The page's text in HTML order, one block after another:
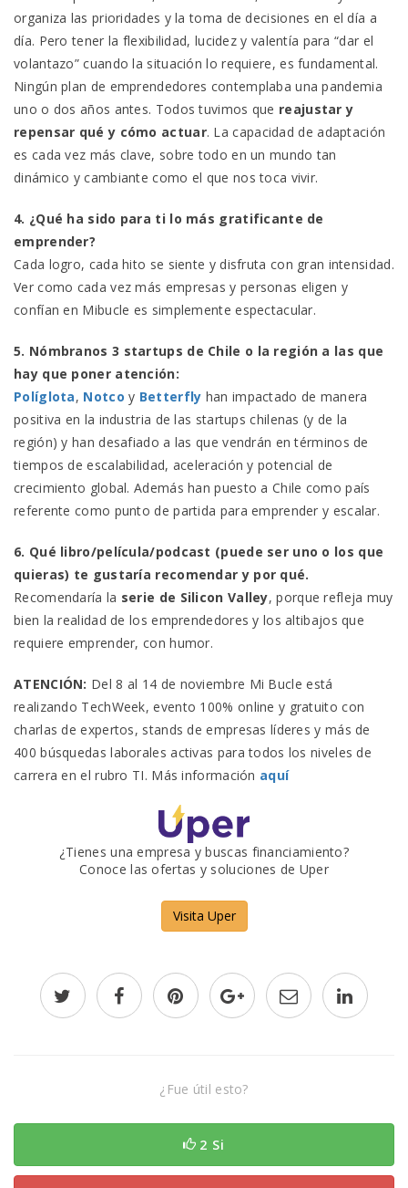
organiza las prioridades y la toma de decisiones en el día a
día. Pero tener la flexibilidad, lucidez y valentía para “dar el
volantazo” cuando la situación lo requiere, es fundamental.
Ningún plan de emprendedores contemplaba una pandemia
uno o dos años antes. Todos tuvimos que reajustar y
repensar qué y cómo actuar. La capacidad de adaptación
es cada vez más clave, sobre todo en un mundo tan
dinámico y cambiante como el que nos toca vivir.
4. ¿Qué ha sido para ti lo más gratificante de
emprender?
Cada logro, cada hito se siente y disfruta con gran intensidad.
Ver como cada vez más empresas y personas eligen y
confían en Mibucle es simplemente espectacular.
5. Nómbranos 3 startups de Chile o la región a las que
hay que poner atención:
Políglota, Notco y Betterfly han impactado de manera
positiva en la industria de las startups chilenas (y de la
región) y han desafiado a las que vendrán en términos de
tiempos de escalabilidad, aceleración y potencial de
crecimiento global. Además han puesto a Chile como país
referente como punto de partida para emprender y escalar.
6. Qué libro/película/podcast (puede ser uno o los que
quieras) te gustaría recomendar y por qué.
Recomendaría la serie de Silicon Valley, porque refleja muy
bien la realidad de los emprendedores y los altibajos que
requiere emprender, con humor.
ATENCIÓN: Del 8 al 14 de noviembre Mi Bucle está
realizando TechWeek, evento 100% online y gratuito con
charlas de expertos, stands de empresas líderes y más de
400 búsquedas laborales activas para todos los niveles de
carrera en el rubro TI. Más información aquí
¿Tienes una empresa y buscas financiamiento?
Conoce las ofertas y soluciones de Uper
Visita Uper
¿Fue útil esto?
2 Si